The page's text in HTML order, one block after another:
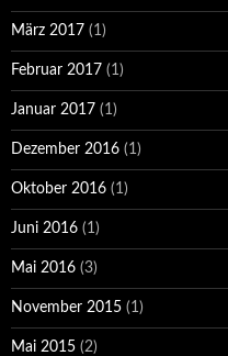
März 2017 (1)
Februar 2017 (1)
Januar 2017 (1)
Dezember 2016 (1)
Oktober 2016 (1)
Juni 2016 (1)
Mai 2016 (3)
November 2015 (1)
Mai 2015 (2)